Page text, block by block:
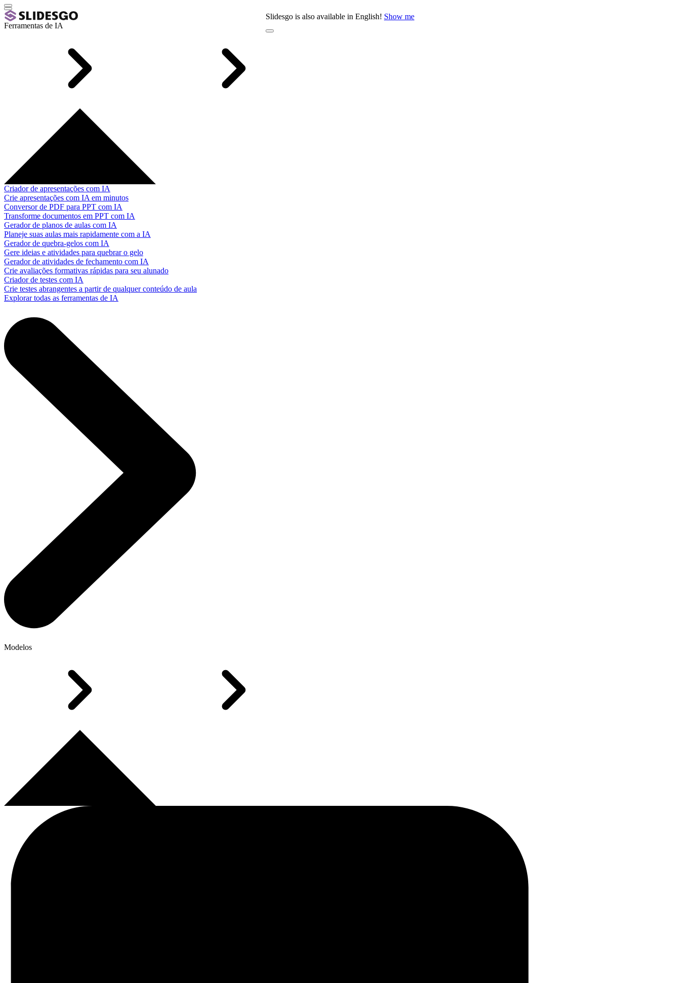
Slidesgo is also available in English! Show me
Ferramentas de IA
Criador de apresentações com IA
Crie apresentações com IA em minutos
Conversor de PDF para PPT com IA
Transforme documentos em PPT com IA
Gerador de planos de aulas com IA
Planeje suas aulas mais rapidamente com a IA
Gerador de quebra-gelos com IA
Gere ideias e atividades para quebrar o gelo
Gerador de atividades de fechamento com IA
Crie avaliações formativas rápidas para seu alunado
Criador de testes com IA
Crie testes abrangentes a partir de qualquer conteúdo de aula
Explorar todas as ferramentas de IA
Modelos